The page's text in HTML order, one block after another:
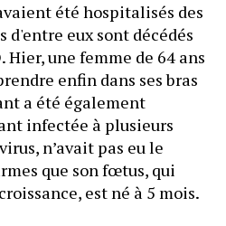
été hospitalisés des
d'entre eux sont décédés
Hier, une femme de 64 ans
enfin dans ses bras
a été également
infectée à plusieurs
n’avait pas eu le
que son fœtus, qui
est né à 5 mois.